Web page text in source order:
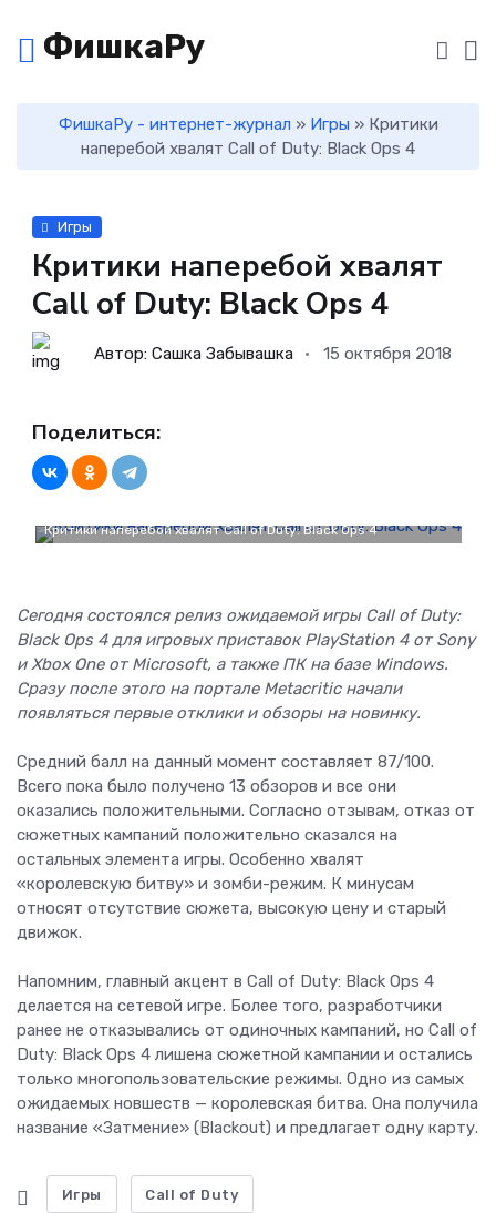
ФишкаРу
ФишкаРу - интернет-журнал » Игры » Критики
наперебой хвалят Call of Duty: Black Ops 4
Игры
Критики наперебой хвалят
Call of Duty: Black Ops 4
Автор: Сашка Забывашка 15 октября 2018
Поделиться:
Критики наперебой хвалят Call of Duty: Black Ops 4
Сегодня состоялся релиз ожидаемой игры Call of Duty:
Black Ops 4 для игровых приставок PlayStation 4 от Sony
и Xbox One от Microsoft, а также ПК на базе Windows.
Сразу после этого на портале Metacritic начали
появляться первые отклики и обзоры на новинку.
Средний балл на данный момент составляет 87/100.
Всего пока было получено 13 обзоров и все они
оказались положительными. Согласно отзывам, отказ от
сюжетных кампаний положительно сказался на
остальных элемента игры. Особенно хвалят
«королевскую битву» и зомби-режим. К минусам
относят отсутствие сюжета, высокую цену и старый
движок.
Напомним, главный акцент в Call of Duty: Black Ops 4
делается на сетевой игре. Более того, разработчики
ранее не отказывались от одиночных кампаний, но Call of
Duty: Black Ops 4 лишена сюжетной кампании и остались
только многопользовательские режимы. Одно из самых
ожидаемых новшеств — королевская битва. Она получила
название «Затмение» (Blackout) и предлагает одну карту.
Игры Call of Duty